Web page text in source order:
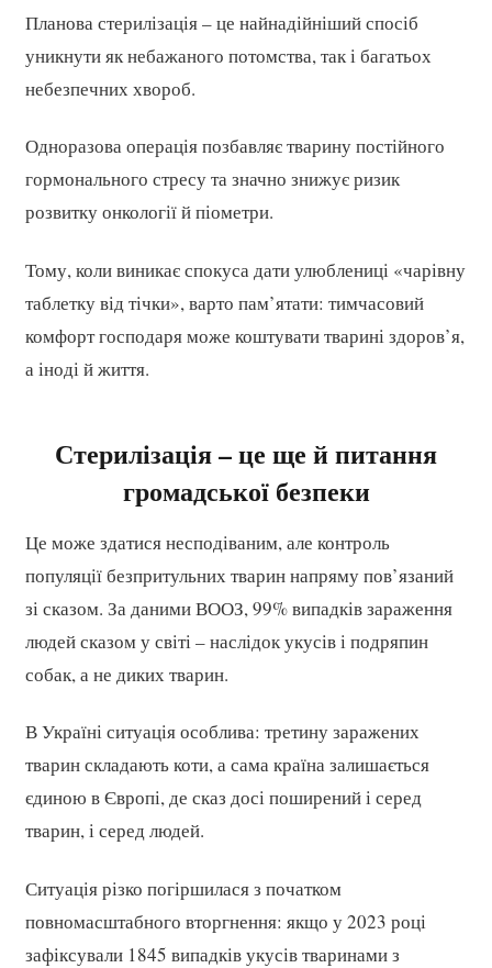
Планова стерилізація – це найнадійніший спосіб
уникнути як небажаного потомства, так і багатьох
небезпечних хвороб.
Одноразова операція позбавляє тварину постійного
гормонального стресу та значно знижує ризик
розвитку онкології й піометри.
Тому, коли виникає спокуса дати улюблениці «чарівну
таблетку від тічки», варто пам’ятати: тимчасовий
комфорт господаря може коштувати тварині здоров’я,
а іноді й життя.
Стерилізація – це ще й питання
громадської безпеки
Це може здатися несподіваним, але контроль
популяції безпритульних тварин напряму пов’язаний
зі сказом. За даними ВООЗ, 99% випадків зараження
людей сказом у світі – наслідок укусів і подряпин
собак, а не диких тварин.
В Україні ситуація особлива: третину заражених
тварин складають коти, а сама країна залишається
єдиною в Європі, де сказ досі поширений і серед
тварин, і серед людей.
Ситуація різко погіршилася з початком
повномасштабного вторгнення: якщо у 2023 році
зафіксували 1845 випадків укусів тваринами з